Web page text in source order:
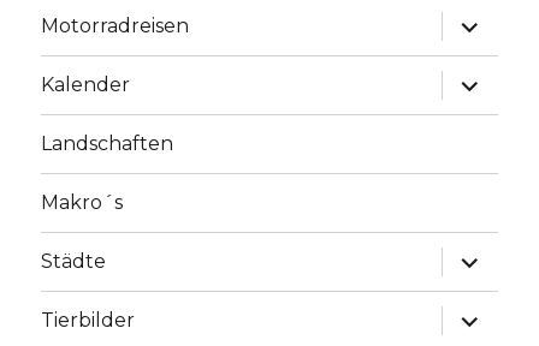
Motorradreisen
Kalender
Landschaften
Makro´s
Städte
Tierbilder